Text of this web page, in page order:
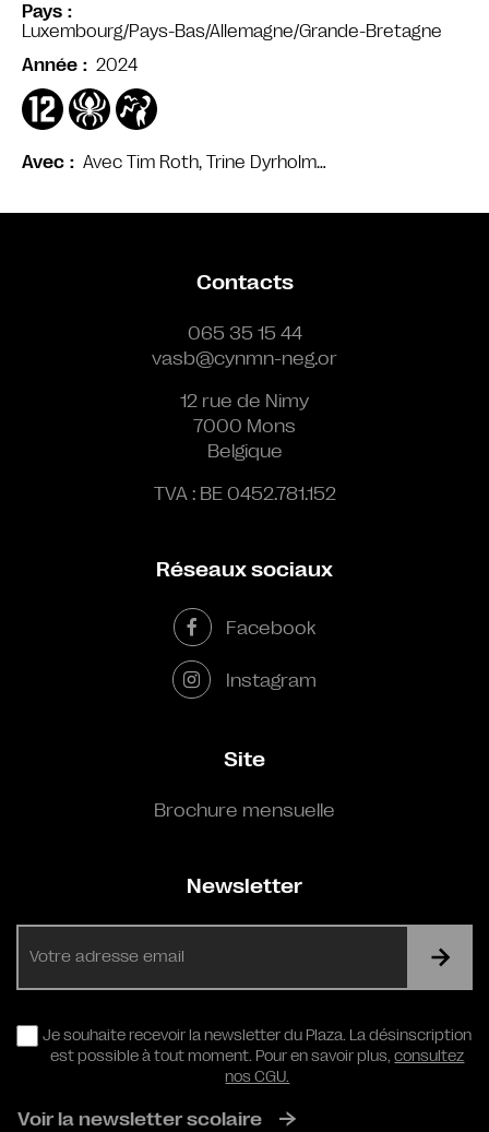
Avec Avec Tim Roth, Trine Dyrholm…
Pays
Luxembourg/Pays-Bas/Allemagne/Grande-Bretagne
Année
2024
Contacts
065 35 15 44
vasb@cynmn-neg.or
12 rue de Nimy
7000 Mons
Belgique
TVA : BE 0452.781.152
Réseaux sociaux
Facebook
Instagram
Site
Brochure mensuelle
Newsletter
RGPD
Je souhaite recevoir la newsletter du Plaza. La désinscription
est possible à tout moment. Pour en savoir plus,consultez
nos CGU.
Voir la newsletter scolaire